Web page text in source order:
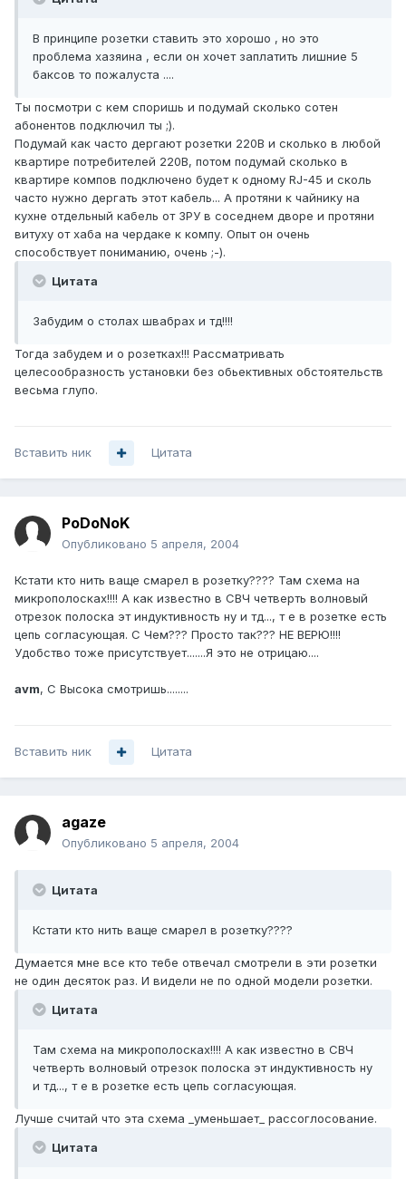
В принципе розетки ставить это хорошо , но это
проблема хазяина , если он хочет заплатить лишние 5
баксов то пожалуста ....
Ты посмотри с кем споришь и подумай сколько сотен
абонентов подключил ты ;).
Подумай как часто дергают розетки 220В и сколько в любой
квартире потребителей 220В, потом подумай сколько в
квартире компов подключено будет к одному RJ-45 и сколь
часто нужно дергать этот кабель... А протяни к чайнику на
кухне отдельный кабель от ЗРУ в соседнем дворе и протяни
витуху от хаба на чердаке к компу. Опыт он очень
способствует пониманию, очень ;-).
Цитата
Забудим о столах швабрах и тд!!!!
Тогда забудем и о розетках!!! Рассматривать
целесообразность установки без обьективных обстоятельств
весьма глупо.
Вставить ник Цитата
PoDoNoK
Опубликовано 5 апреля, 2004
Кстати кто нить ваще смарел в розетку???? Там схема на
микрополосках!!!! А как известно в СВЧ четверть волновый
отрезок полоска эт индуктивность ну и тд..., т е в розетке есть
цепь согласующая. С Чем??? Просто так??? НЕ ВЕРЮ!!!!
Удобство тоже присутствует.......Я это не отрицаю....
avm, С Высока смотришь........
Вставить ник Цитата
agaze
Опубликовано 5 апреля, 2004
Цитата
Кстати кто нить ваще смарел в розетку????
Думается мне все кто тебе отвечал смотрели в эти розетки
не один десяток раз. И видели не по одной модели розетки.
Цитата
Там схема на микрополосках!!!! А как известно в СВЧ
четверть волновый отрезок полоска эт индуктивность ну
и тд..., т е в розетке есть цепь согласующая.
Лучше считай что эта схема _уменьшает_ рассоглосование.
Цитата